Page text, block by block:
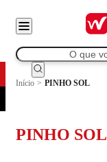
Início > PINHO SOL
PINHO SOL